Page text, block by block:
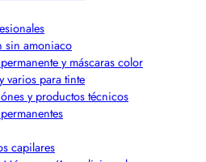
sin amoniaco
y máscaras color
varios para tinte
y productos técnicos
capilares